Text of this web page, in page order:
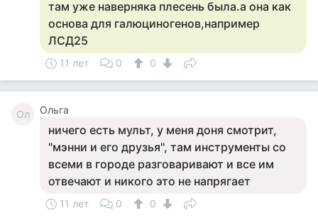
там уже наверняка плесень была.а она как
основа для галюциногенов,например
ЛСД25
11 лет 0 0
Ол Ольга
ничего есть мульт, у меня доня смотрит,
"мэнни и его друзья", там инструменты со
всеми в городе разговаривают и все им
отвечают и никого это не напрягает
11 лет 0 0